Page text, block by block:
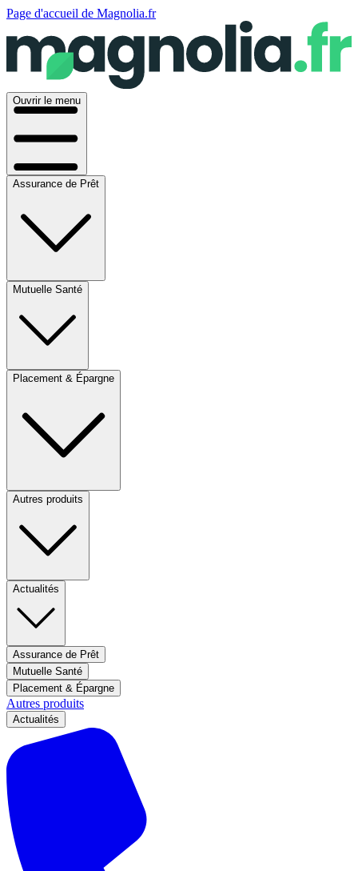
Page d'accueil de Magnolia.fr
Ouvrir le menu
Assurance de Prêt
Mutuelle Santé
Placement & Épargne
Autres produits
Actualités
Assurance de Prêt
Mutuelle Santé
Placement & Épargne
Autres produits
Actualités